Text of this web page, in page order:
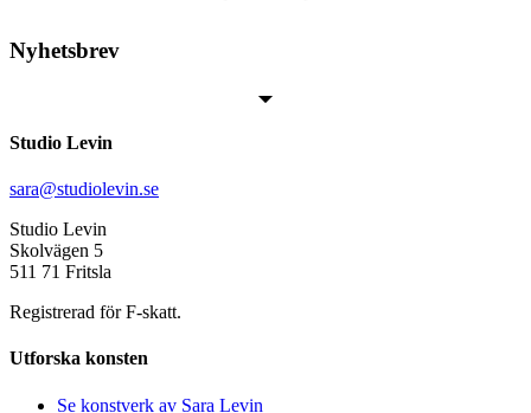
Nyhetsbrev
Studio Levin
sara@studiolevin.se
Studio Levin
Skolvägen 5
511 71 Fritsla
Registrerad för F-skatt.
Utforska konsten
Se konstverk av Sara Levin